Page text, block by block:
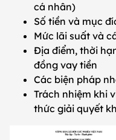
cá nhân)
Số tiền và mục
Mức lãi suất và
Địa điểm, thời
đồng vay tiền
Các biện pháp
Trách nhiệm khi
thức giải quyết